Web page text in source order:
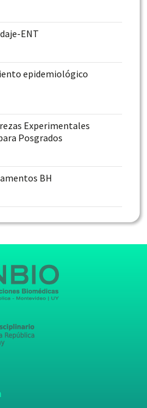
ENT
epidemiológico
Experimentales
Posgrados
BH